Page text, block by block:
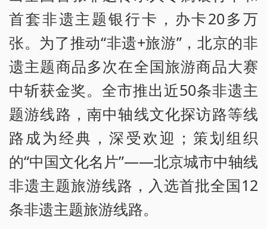
首套非遗主题银行卡，办卡20多万
张。为了推动“非遗+旅游”，北京的非
遗主题商品多次在全国旅游商品大赛
中斩获金奖。全市推出近50条非遗主
题游线路，南中轴线文化探访路等线
路成为经典，深受欢迎；策划组织
的“中国文化名片”——北京城市中轴线
非遗主题旅游线路，入选首批全国12
条非遗主题旅游线路。